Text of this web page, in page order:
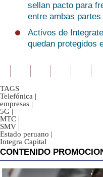
sellan pacto para
entre ambas partes
Activos de
quedan protegidos
TAGS
Telefónica |
empresas |
5G |
MTC |
SMV |
Estado peruano |
Integra Capital